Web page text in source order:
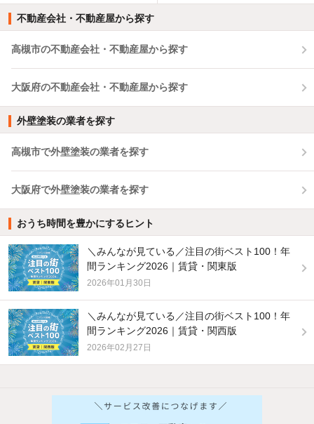
不動産会社・不動産屋から探す
高槻市の不動産会社・不動産屋から探す
大阪府の不動産会社・不動産屋から探す
外壁塗装の業者を探す
高槻市で外壁塗装の業者を探す
大阪府で外壁塗装の業者を探す
おうち時間を豊かにするヒント
＼みんなが見ている／注目の街ベスト100！年
間ランキング2026｜賃貸・関東版
2026年01月30日
＼みんなが見ている／注目の街ベスト100！年
間ランキング2026｜賃貸・関西版
2026年02月27日
他の人はこんな条件で絞り込んでいます！